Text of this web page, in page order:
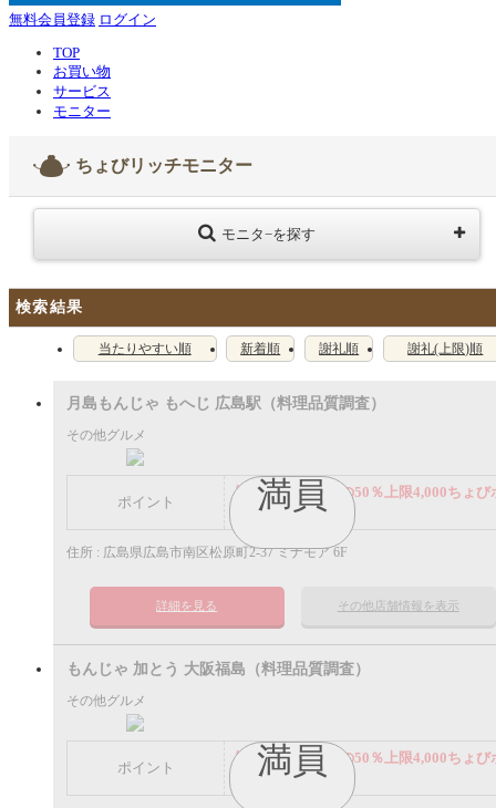
無料会員登録 ログイン
TOP
お買い物
サービス
モニター
ちょびリッチモニター
モニタ−を探す
検索結果
当たりやすい順 新着順 謝礼順 謝礼(上限)順
満員
月島もんじゃ もへじ 広島駅（料理品質調査）
その他グルメ
ポイント
謝礼： 飲食代金の50％上限4,000ちょび
イント
住所 : 広島県広島市南区松原町2-37 ミナモア 6F
詳細を見る その他店舗情報を表示
満員
もんじゃ 加とう 大阪福島（料理品質調査）
その他グルメ
ポイント
謝礼： 飲食代金の50％上限4,000ちょび
イント